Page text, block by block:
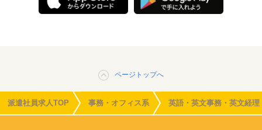
ページトップへ
派遣社員求人TOP 事務・オフィス系 英語・英文事務・英文経理